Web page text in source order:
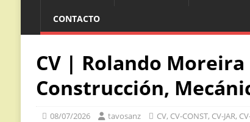
CONTACTO
CV | Rolando
Construcción,
08/07/2026 tavosanz CV, CV-CONST, CV-JAR,